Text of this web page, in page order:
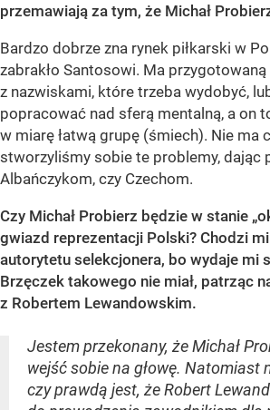
przemawiają za tym, że Michał
Bardzo dobrze zna rynek piłkarski w
zabrakło Santosowi. Ma
z nazwiskami, które trzeba wydobyć,
popracować nad sferą mentalną, a on
w miarę łatwą grupę (śmiech). Nie ma
stworzyliśmy sobie te problemy, dając
Albańczykom, czy Czechom.
Czy Michał Probierz będzie w stanie
gwiazd reprezentacji Polski? Chodzi
autorytetu selekcjonera, bo wydaje mi
Brzęczek takowego nie miał, patrząc
z Robertem Lewandowskim.
Jestem przekonany, że Michał
wejść sobie na głowę. Natomiast
czy prawdą jest, że Robert